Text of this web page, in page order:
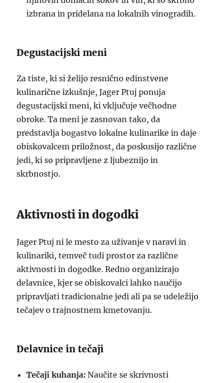
izbrana in pridelana na lokalnih vinogradih.
Degustacijski meni
Za tiste, ki si želijo resnično edinstvene
kulinarične izkušnje, Jager Ptuj ponuja
degustacijski meni, ki vključuje večhodne
obroke. Ta meni je zasnovan tako, da
predstavlja bogastvo lokalne kulinarike in daje
obiskovalcem priložnost, da poskusijo različne
jedi, ki so pripravljene z ljubeznijo in
skrbnostjo.
Aktivnosti in dogodki
Jager Ptuj ni le mesto za uživanje v naravi in
kulinariki, temveč tudi prostor za različne
aktivnosti in dogodke. Redno organizirajo
delavnice, kjer se obiskovalci lahko naučijo
pripravljati tradicionalne jedi ali pa se udeležijo
tečajev o trajnostnem kmetovanju.
Delavnice in tečaji
Tečaji kuhanja: Naučite se skrivnosti